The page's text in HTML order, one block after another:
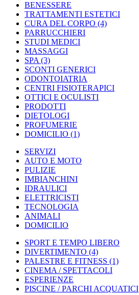
BENESSERE
TRATTAMENTI ESTETICI
CURA DEL CORPO (4)
PARRUCCHIERI
STUDI MEDICI
MASSAGGI
SPA (3)
SCONTI GENERICI
ODONTOIATRIA
CENTRI FISIOTERAPICI
OTTICI E OCULISTI
PRODOTTI
DIETOLOGI
PROFUMERIE
DOMICILIO (1)
SERVIZI
AUTO E MOTO
PULIZIE
IMBIANCHINI
IDRAULICI
ELETTRICISTI
TECNOLOGIA
ANIMALI
DOMICILIO
SPORT E TEMPO LIBERO
DIVERTIMENTO (4)
PALESTRE E FITNESS (1)
CINEMA / SPETTACOLI
ESPERIENZE
PISCINE / PARCHI ACQUATICI